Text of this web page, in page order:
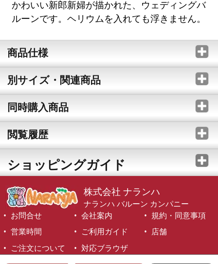
かわいい新郎新婦が描かれた、ウェディングバ
ルーンです。ヘリウムを入れても浮きません。
商品仕様
別サイズ・関連商品
同時購入商品
閲覧履歴
ショッピングガイド
株式会社 ナランハ
ナランハ バルーン カンパニー
お問合せ
会社案内
規約・同意事項
営業時間
ご利用ガイド
店舗
ご注文について
対応ブラウザ